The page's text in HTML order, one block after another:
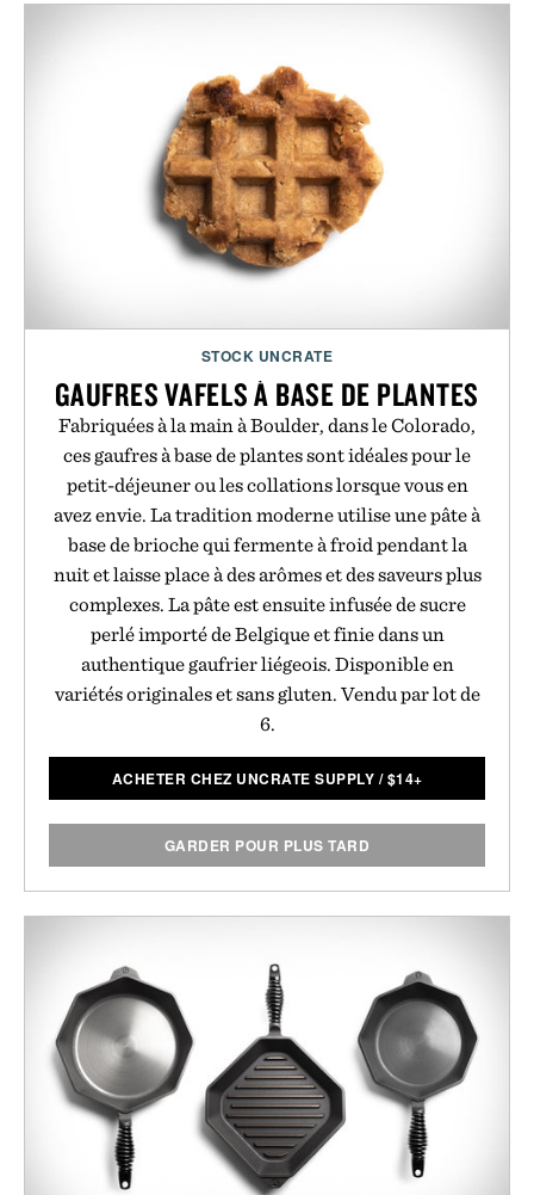
STOCK UNCRATE
GAUFRES VAFELS À BASE DE PLANTES
Fabriquées à la main à Boulder, dans le Colorado,
ces gaufres à base de plantes sont idéales pour le
petit-déjeuner ou les collations lorsque vous en
avez envie. La tradition moderne utilise une pâte à
base de brioche qui fermente à froid pendant la
nuit et laisse place à des arômes et des saveurs plus
complexes. La pâte est ensuite infusée de sucre
perlé importé de Belgique et finie dans un
authentique gaufrier liégeois. Disponible en
variétés originales et sans gluten. Vendu par lot de
6.
ACHETER CHEZ UNCRATE SUPPLY /$14+
GARDER POUR PLUS TARD